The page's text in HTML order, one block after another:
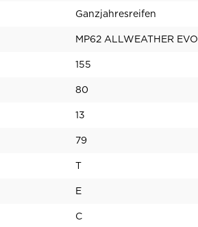
Ganzjahresreifen
MP62 ALLWEATHER EVO
155
80
13
79
T
E
C